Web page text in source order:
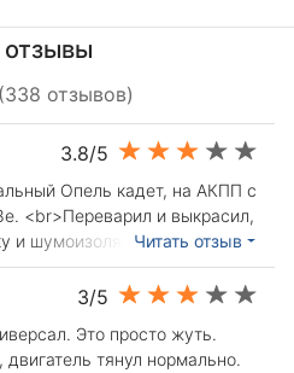
отзывы
(338 отзывов)
3.8/5
Опель кадет, на АКПП с
<br>Переварил и выкрасил,
и шумоизоляцию .<br>И
хорошем смысле" <br>Цена
все есть в наличии.<br>Тот
бы до 100ки. А так 14 сек.
3 ступенчатый
Читать отзыв
3/5
Это просто жуть.
тянул нормально.